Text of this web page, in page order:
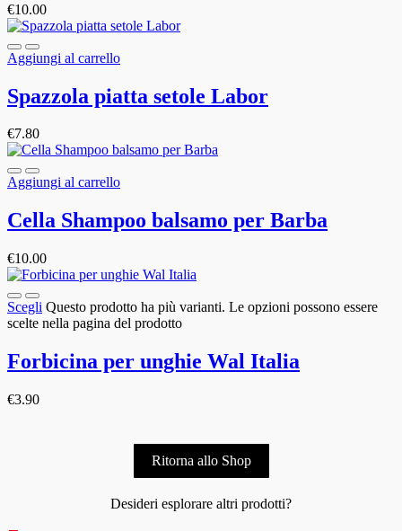
€10.00
Aggiungi al carrello
Spazzola piatta setole Labor
€7.80
Aggiungi al carrello
Cella Shampoo balsamo per Barba
€10.00
Scegli Questo prodotto ha più varianti. Le opzioni possono essere
scelte nella pagina del prodotto
Forbicina per unghie Wal Italia
€3.90
Ritorna allo Shop
Desideri esplorare altri prodotti?